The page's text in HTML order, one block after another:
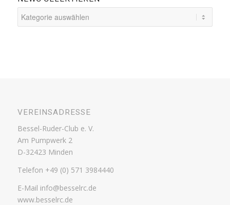
News
selektieren
VEREINSADRESSE
Bessel-Ruder-Club e. V.
Am Pumpwerk 2
D-32423 Minden
Telefon +49 (0) 571 3984440
E-Mail info@besselrc.de
www.besselrc.de